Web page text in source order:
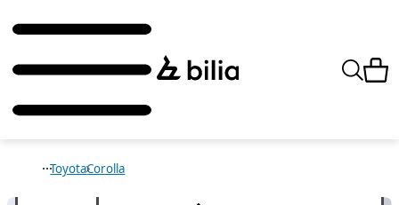
ToyotaCorolla